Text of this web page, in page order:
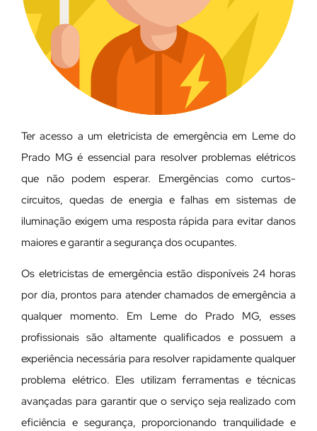
Ter acesso a um eletricista de emergência em Leme do
Prado MG é essencial para resolver problemas elétricos
que não podem esperar. Emergências como curtos-
circuitos, quedas de energia e falhas em sistemas de
iluminação exigem uma resposta rápida para evitar danos
maiores e garantir a segurança dos ocupantes.
Os eletricistas de emergência estão disponíveis 24 horas
por dia, prontos para atender chamados de emergência a
qualquer momento. Em Leme do Prado MG, esses
profissionais são altamente qualificados e possuem a
experiência necessária para resolver rapidamente qualquer
problema elétrico. Eles utilizam ferramentas e técnicas
avançadas para garantir que o serviço seja realizado com
eficiência e segurança, proporcionando tranquilidade e